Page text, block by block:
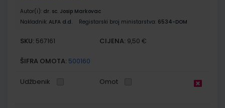
Autor(i): dr. sc. Josip Markovac
Nakladnik: ALFA d.d. Registarski broj ministarstva: 6534-DOM
SKU: 567161 CIJENA: 9,50 €
ŠIFRA OMOTA: 500160
Udžbenik Omot